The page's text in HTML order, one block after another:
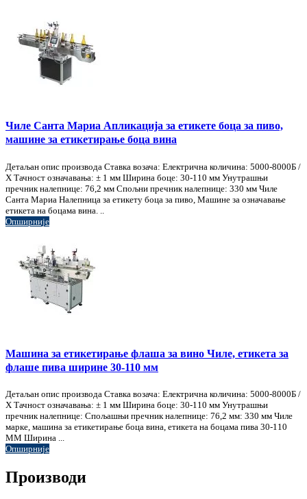
Чиле Санта Мариа Апликација за етикете боца за пиво,
машине за етикетирање боца вина
Детаљан опис производа Ставка возача: Електрична количина: 5000-8000Б /
Х Тачност означавања: ± 1 мм Ширина боце: 30-110 мм Унутрашњи
пречник налепнице: 76,2 мм Спољни пречник налепнице: 330 мм Чиле
Санта Мариа Налепница за етикету боца за пиво, Машине за означавање
етикета на боцама вина. ..
Опширније
Машина за етикетирање флаша за вино Чиле, етикета за
флаше пива ширине 30-110 мм
Детаљан опис производа Ставка возача: Електрична количина: 5000-8000Б /
Х Тачност означавања: ± 1 мм Ширина боце: 30-110 мм Унутрашњи
пречник налепнице: Спољашњи пречник налепнице: 76,2 мм: 330 мм Чиле
марке, машина за етикетирање боца вина, етикета на боцама пива 30-110
ММ Ширина ...
Опширније
Производи